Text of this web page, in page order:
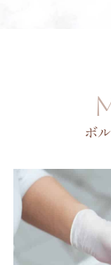
ボ